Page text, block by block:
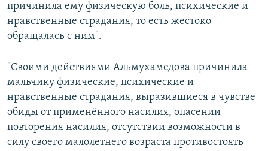
причинила ему физическую боль, психические и
нравственные страдания, то есть жестоко
обращалась с ним".
"Своими действиями Альмухамедова причинила
мальчику физические, психические и
нравственные страдания, выразившиеся в чувстве
обиды от применённого насилия, опасении
повторения насилия, отсутствии возможности в
силу своего малолетнего возраста противостоять